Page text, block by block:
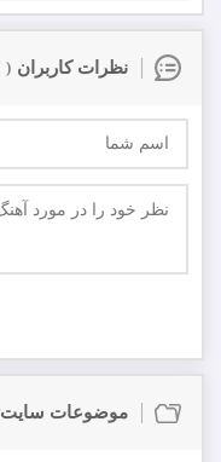
نظرات کاربران ( ۰ نظر )
موضوعات سایت